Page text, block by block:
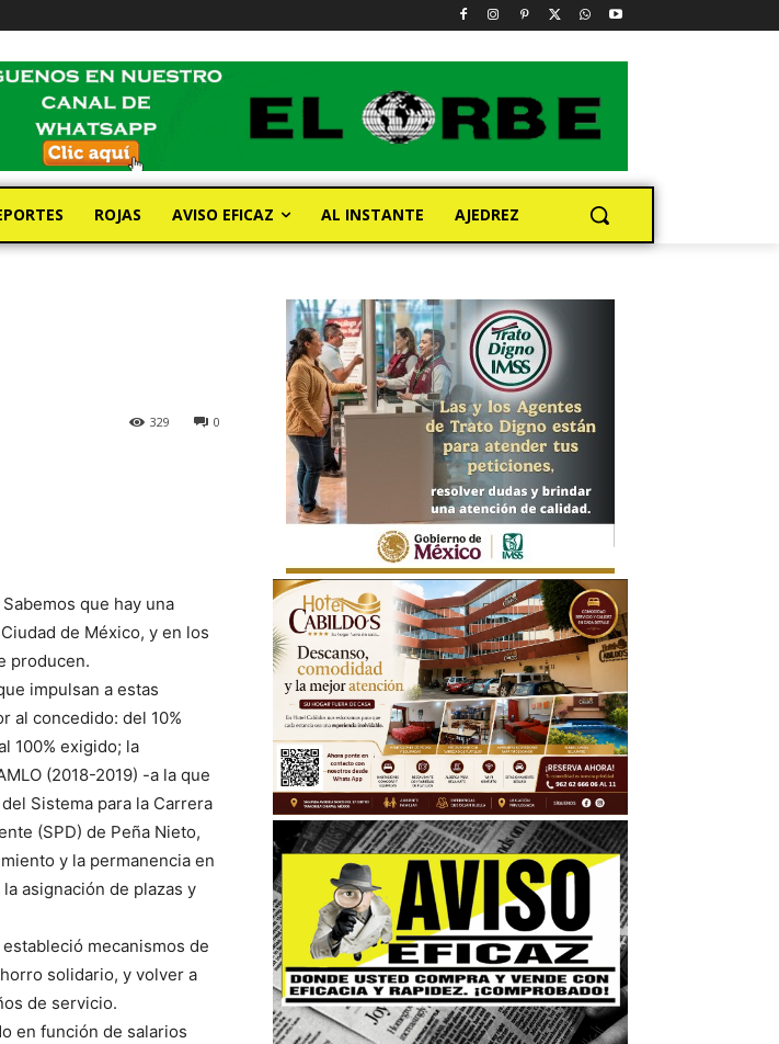
ROJAS AVISO EFICAZ AL INSTANTE AJEDREZ
0
329
que hay una
de México, y en los
producen.
impulsan a estas
al concedido: del 10%
100% exigido; la
(2018-2019) -a la que
Sistema para la Carrera
(SPD) de Peña Nieto,
y la permanencia en
asignación de plazas y
mecanismos de
solidario, y volver a
de servicio.
en función de salarios